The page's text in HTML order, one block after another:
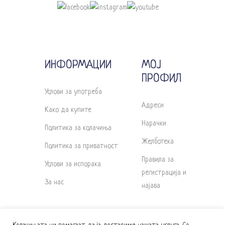
ИНФОРМАЦИИ
Услови за употреба
Како да купите
Политика за колачиња
Политика за приватност
Услови за испорака
За нас
МОЈ
ПРОФИЛ
Адреси
Нарачки
Желботека
Правила за
регистрација и
најава